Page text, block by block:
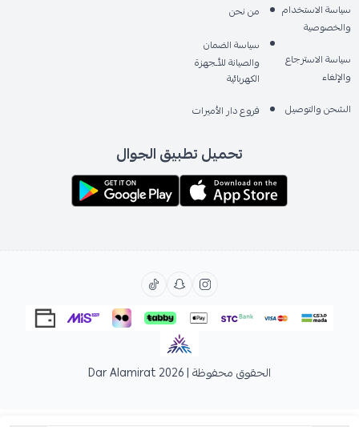
سياسة الاستخدام
والخصوصية
سياسة الاسترجاع
والإلغاء
الشحن والتوصيل
من نحن
سياسة الضمان
والصيانة للأـجهزة
الكهربائية
فروع دار الأميرات
تحميل تطبيق الجوال
الحقوق محفوظة | 2026 Dar Alamirat